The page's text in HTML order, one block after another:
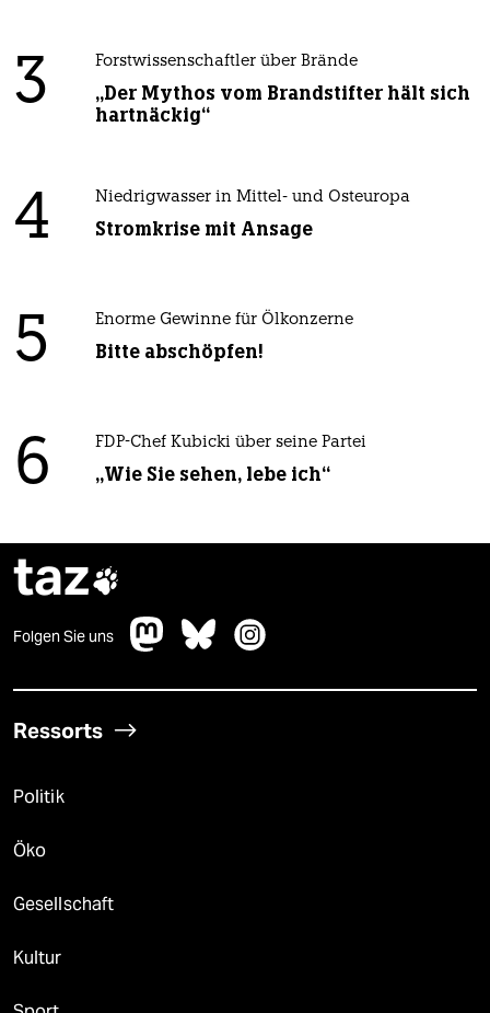
3 Forstwissenschaftler über Brände
„Der Mythos vom Brandstifter hält sich
hartnäckig“
4 Niedrigwasser in Mittel- und Osteuropa
Stromkrise mit Ansage
5 Enorme Gewinne für Ölkonzerne
Bitte abschöpfen!
6 FDP-Chef Kubicki über seine Partei
„Wie Sie sehen, lebe ich“
taz
Folgen Sie uns
Ressorts
Politik
Öko
Gesellschaft
Kultur